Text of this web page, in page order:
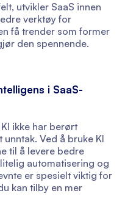
utvikler SaaS innen
verktøy for
få trender som former
den spennende.
i SaaS-
ikke har berørt
Ved å bruke KI
til å levere bedre
automatisering og
er spesielt viktig for
kan tilby en mer